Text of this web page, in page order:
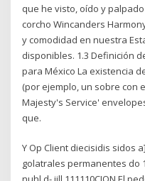
que he visto, oído y
corcho Wincanders
y comodidad en nuestra
disponibles. 1.3 Definición
para México La existencia
(por ejemplo, un sobre con
Majesty's Service'
que.
Y Op Client diecisidis sidos
golatrales permanentes do